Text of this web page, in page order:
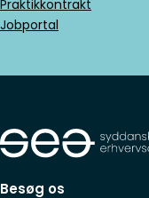
Praktikkontrakt
Jobportal
Besøg os